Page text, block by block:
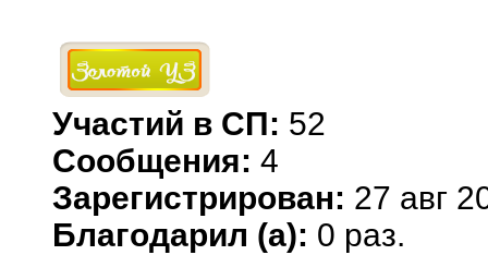
Участий в СП: 52
Сообщения: 4
Зарегистрирован: 27 авг
Благодарил (а): 0 раз.